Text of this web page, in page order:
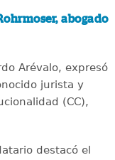
abogado
Arévalo, expresó
jurista y
(CC),
destacó el